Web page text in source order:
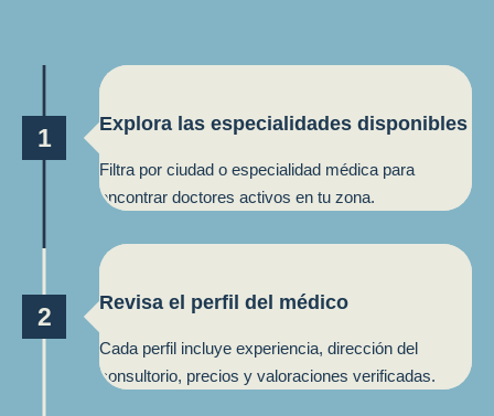
Explora las especialidades disponibles
Filtra por ciudad o especialidad médica para
encontrar doctores activos en tu zona.
1
Revisa el perfil del médico
Cada perfil incluye experiencia, dirección del
consultorio, precios y valoraciones verificadas.
2